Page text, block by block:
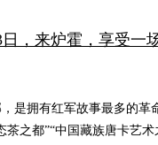
日，来炉霍，享受
是拥有红军故事最多的革
之都”“中国藏族唐卡艺